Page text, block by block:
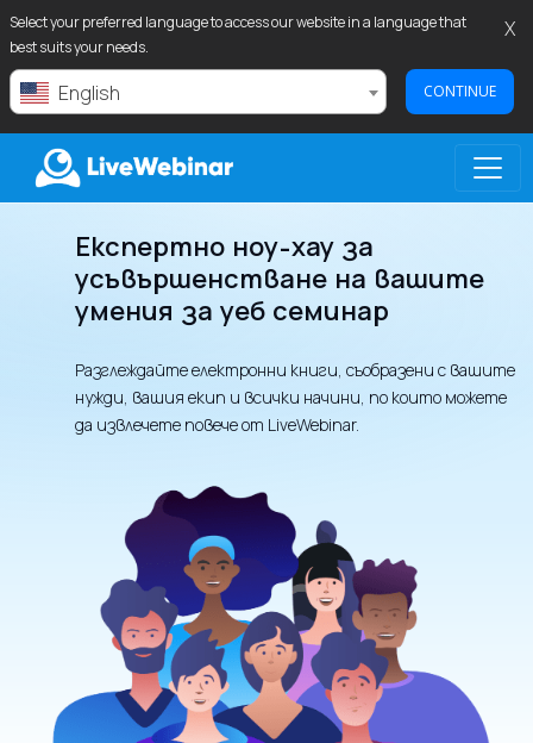
Select your preferred language to access our website in a language that
best suits your needs.
English CONTINUE
X
LIVEWEBINAR.COM
Експертно ноу-хау за
усъвършенстване на вашите
умения за уеб семинар
Разглеждайте електронни книги, съобразени с вашите
нужди, вашия екип и всички начини, по които можете
да извлечете повече от LiveWebinar.